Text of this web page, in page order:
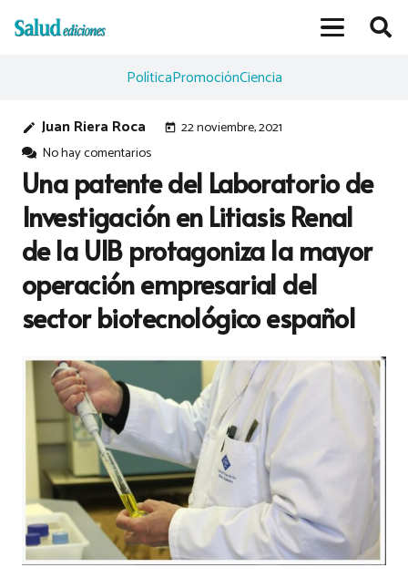
PolíticaPromociónCiencia
edit Juan Riera Roca today 22 noviembre, 2021
No hay comentarios
Una patente del Laboratorio de
Investigación en Litiasis Renal
de la UIB protagoniza la mayor
operación empresarial del
sector biotecnológico español